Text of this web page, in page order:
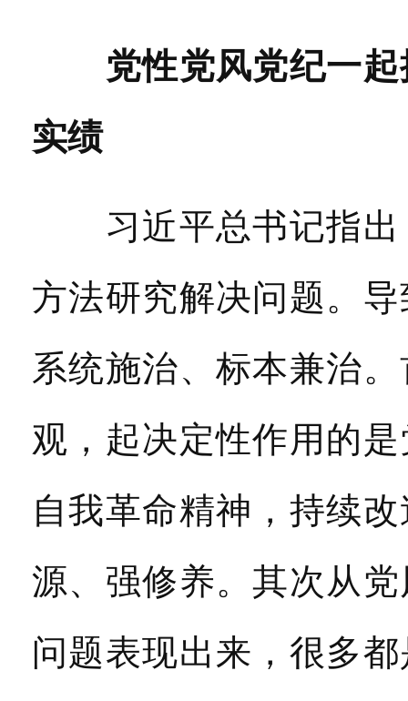
党性党风党纪一
实绩
习近平总书记指出
方法研究解决问题。
系统施治、标本兼治
观，起决定性作用的
自我革命精神，持续
源、强修养。其次从
问题表现出来，很多